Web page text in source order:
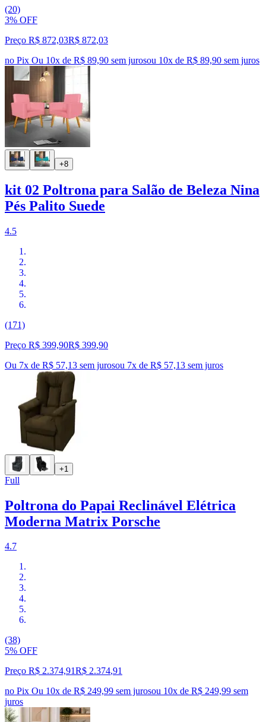
(20)
3% OFF
Preço R$ 872,03R$ 872,03
no Pix Ou 10x de R$ 89,90 sem jurosou 10x de R$ 89,90 sem juros
+8
kit 02 Poltrona para Salão de Beleza Nina
Pés Palito Suede
4.5
(171)
Preço R$ 399,90R$ 399,90
Ou 7x de R$ 57,13 sem jurosou 7x de R$ 57,13 sem juros
+1
Full
Poltrona do Papai Reclinável Elétrica
Moderna Matrix Porsche
4.7
(38)
5% OFF
Preço R$ 2.374,91R$ 2.374,91
no Pix Ou 10x de R$ 249,99 sem jurosou 10x de R$ 249,99 sem
juros